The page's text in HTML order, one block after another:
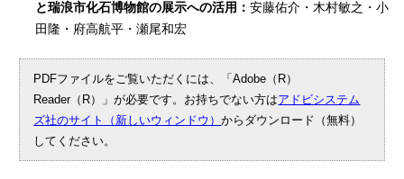
と瑞浪市化石博物館の展示への活用： 安藤佑介・木村敏之・小
田隆・府高航平・瀬尾和宏
PDFファイルをご覧いただくには、「Adobe（R）
Reader（R）」が必要です。お持ちでない方はアドビシステム
ズ社のサイト（新しいウィンドウ）からダウンロード（無料）
してください。